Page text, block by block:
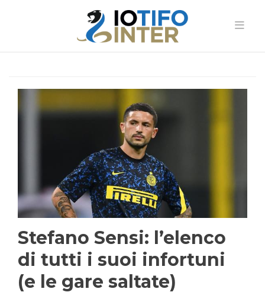
Stefano Sensi: l’elenco
di tutti i suoi infortuni
(e le gare saltate)